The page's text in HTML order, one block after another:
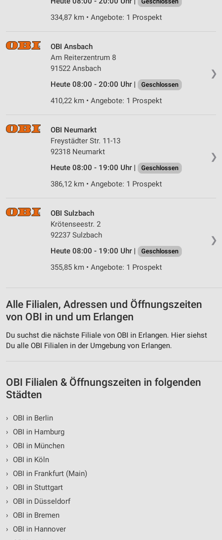
334,87 km • Angebote: 1 Prospekt
❯
OBI Ansbach
Am Reiterzentrum 8
91522 Ansbach
Heute 08:00 - 20:00 Uhr |
Geschlossen
410,22 km • Angebote: 1 Prospekt
❯
OBI Neumarkt
Freystädter Str. 11-13
92318 Neumarkt
Heute 08:00 - 19:00 Uhr |
Geschlossen
386,12 km • Angebote: 1 Prospekt
❯
OBI Sulzbach
Krötenseestr. 2
92237 Sulzbach
Heute 08:00 - 19:00 Uhr |
Geschlossen
355,85 km • Angebote: 1 Prospekt
Alle Filialen, Adressen und Öffnungszeiten
von OBI in und um Erlangen
Du suchst die nächste Filiale von OBI in Erlangen. Hier siehst
Du alle OBI Filialen in der Umgebung von Erlangen.
OBI Filialen & Öffnungszeiten in folgenden
Städten
›
OBI in Berlin
›
OBI in Hamburg
›
OBI in München
›
OBI in Köln
›
OBI in Frankfurt (Main)
›
OBI in Stuttgart
›
OBI in Düsseldorf
›
OBI in Bremen
›
OBI in Hannover
Verwendung reduzierter Daten zur Auswahl von
Verwendung genauer Standortdaten
Geräte anhand von aktiv angeforderten
Informationen identifizieren
Nicht-IAB-Verarbeitungszwecke:
Performance